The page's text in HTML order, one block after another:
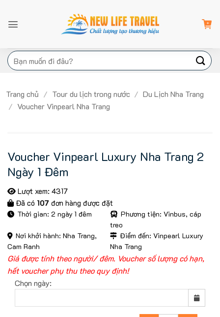
nội
Tìm
kiếm:
Trang chủ / Tour du lịch trong nước / Du Lịch Nha Trang
/ Voucher Vinpearl Nha Trang
Voucher Vinpearl Luxury Nha Trang 2
Ngày 1 Đêm
Lượt xem: 4317
Đã có 107 đơn hàng được đặt
Thời gian: 2 ngày 1 đêm
Phương tiện: Vinbus, cáp
treo
Nơi khởi hành: Nha Trang,
Cam Ranh
Điểm đến: Vinpearl Luxury
Nha Trang
Giá được tính theo người/ đêm. Voucher số lượng có hạn,
hết voucher phụ thu theo quy định!
Chọn ngày: